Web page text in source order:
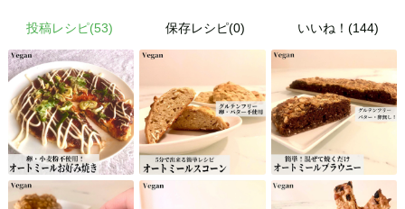
投稿レシピ(53) 保存レシピ(0) いいね！(144)